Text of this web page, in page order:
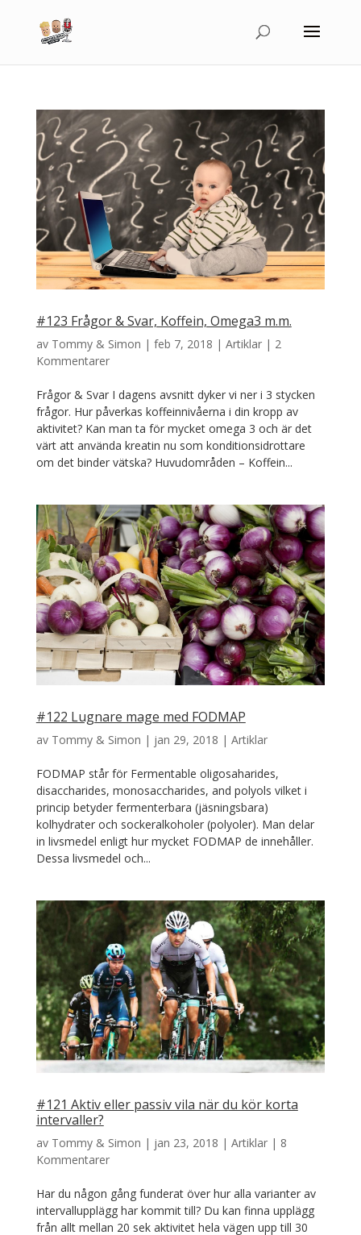
#123 Frågor & Svar, Koffein, Omega3 m.m.
av Tommy & Simon | feb 7, 2018 | Artiklar| 2
Kommentarer
Frågor & Svar I dagens avsnitt dyker vi ner i 3 stycken
frågor. Hur påverkas koffeinnivåerna i din kropp av
aktivitet? Kan man ta för mycket omega 3 och är det
värt att använda kreatin nu som konditionsidrottare
om det binder vätska? Huvudområden – Koffein...
#122 Lugnare mage med FODMAP
av Tommy & Simon | jan 29, 2018 | Artiklar
FODMAP står för Fermentable oligosaharides,
disaccharides, monosaccharides, and polyols vilket i
princip betyder fermenterbara (jäsningsbara)
kolhydrater och sockeralkoholer (polyoler). Man delar
in livsmedel enligt hur mycket FODMAP de innehåller.
Dessa livsmedel och...
#121 Aktiv eller passiv vila när du kör korta
intervaller?
av Tommy & Simon | jan 23, 2018 | Artiklar| 8
Kommentarer
Har du någon gång funderat över hur alla varianter av
intervallupplägg har kommit till? Du kan finna upplägg
från allt mellan 20 sek aktivitet hela vägen upp till 30